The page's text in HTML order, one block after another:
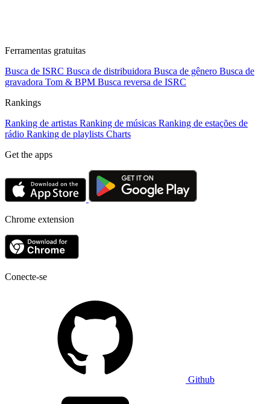
Ferramentas gratuitas
Busca de ISRC Busca de distribuidora Busca de gênero Busca de
gravadora Tom & BPM Busca reversa de ISRC
Rankings
Ranking de artistas Ranking de músicas Ranking de estações de
rádio Ranking de playlists Charts
Get the apps
Chrome extension
Conecte-se
Github